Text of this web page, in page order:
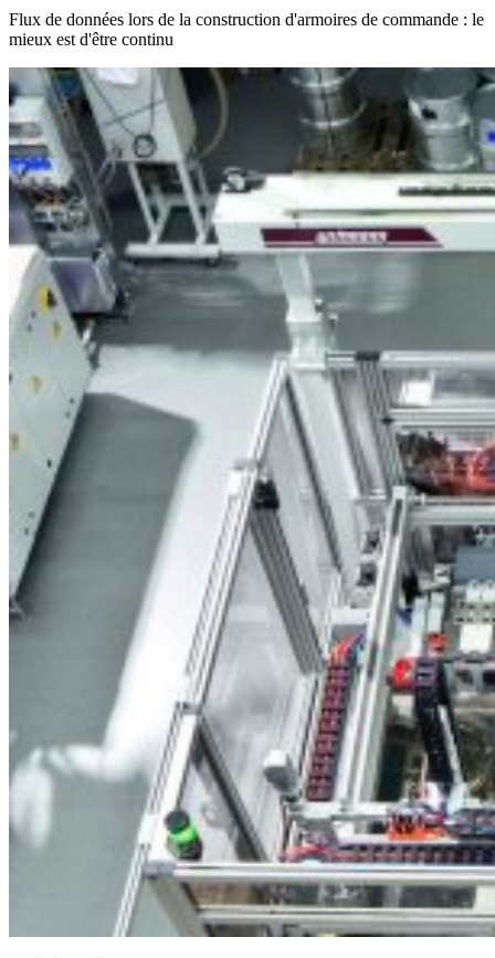
Flux de données lors de la construction d'armoires de commande : le
mieux est d'être continu